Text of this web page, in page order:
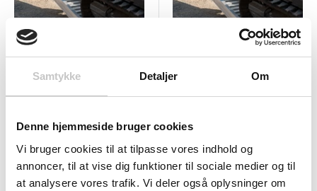
Samtykke Detaljer Om
Denne hjemmeside bruger cookies
Vi bruger cookies til at tilpasse vores indhold og
annoncer, til at vise dig funktioner til sociale medier og til
at analysere vores trafik. Vi deler også oplysninger om
A-130-01-003
Læssekinner 2510 mm -
Salgspris
8.865,00 kr
(11.081,25 krinkl. moms )
A-130-01-006
Læssekinner 3050 mm -
Salgspris
9.791,00 kr
(12.238,75 krinkl. moms )